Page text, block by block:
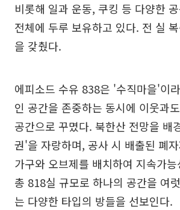
비롯해 일과 운동, 쿠킹 등 다양한
전체에 두루 보유하고 있다. 전 실
을 갖췄다.
에피소드 수유 838은 '수직마을'이
인 공간을 존중하는 동시에 이웃과
공간으로 꾸몄다. 북한산 전망을 배
권'을 자랑하며, 공사 시 배출된 폐
가구와 오브제를 배치하여 지속가
총 818실 규모로 하나의 공간을 여
는 다양한 타입의 방들을 선보인다.